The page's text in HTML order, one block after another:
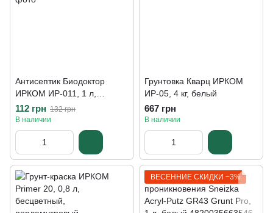
Антисептик Биодоктор
ИРКОМ ИР-011, 1 л,
бесцветный
112 грн 132 грн
В наличии
Грунтовка Кварц ИРКОМ
ИР-05, 4 кг, белый
667 грн
В наличии
ВЕСЕННИЕ СКИДКИ −3%